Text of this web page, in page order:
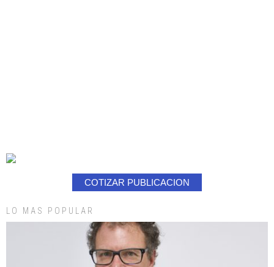
COTIZAR PUBLICACION
LO MAS POPULAR